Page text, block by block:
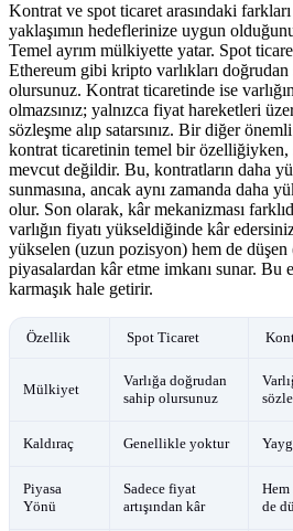
Kontrat ve spot ticaret arasındaki
yaklaşımın hedeflerinize uygun
Temel ayrım mülkiyette yatar. Spot
Ethereum gibi kripto varlıkları doğrudan
olursunuz. Kontrat ticaretinde ise
olmazsınız; yalnızca fiyat hareketleri
sözleşme alıp satarsınız. Bir diğer
kontrat ticaretinin temel bir özelliğiyken,
mevcut değildir. Bu, kontratların daha
sunmasına, ancak aynı zamanda daha
olur. Son olarak, kâr mekanizması
varlığın fiyatı yükseldiğinde kâr
yükselen (uzun pozisyon) hem de düşen
piyasalardan kâr etme imkanı sunar. Bu
karmaşık hale getirir.
Özellik Spot Ticaret
Mülkiyet
Varlığa doğrudan
sahip olursunuz
Kaldıraç Genellikle yoktur
Piyasa
Yönü
Sadece fiyat
artışından kâr
Hem
de